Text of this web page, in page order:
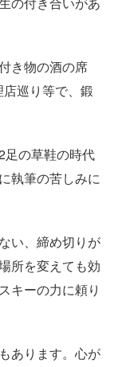
き物の酒の席
巡り等で、鍛
足の草鞋の時代
執筆の苦しみに
い、締め切りが
所を変えても効
キーの力に頼り
あります。心が